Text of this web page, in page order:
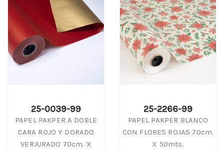
25-0039-99
PAPEL PAKPER A DOBLE
CARA ROJO Y DORADO
VERJURADO 70cm. X
25-2266-99
PAPEL PAKPER BLANCO
CON FLORES ROJAS 70cm.
X 50mts.